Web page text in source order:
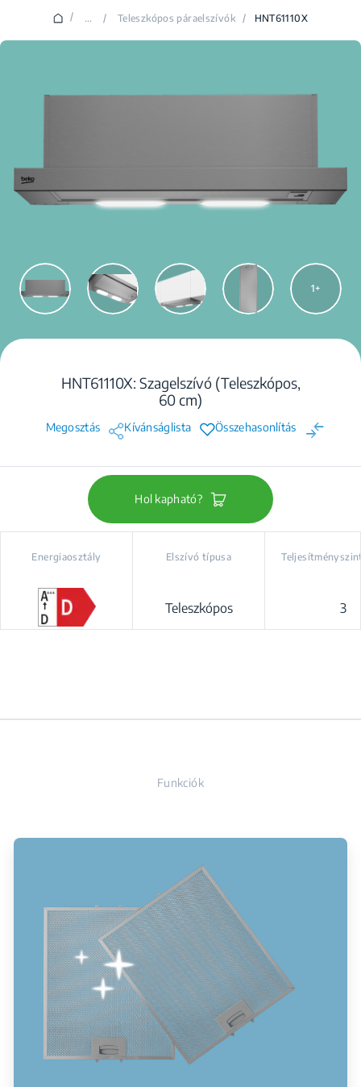
/ ... / Teleszkópos páraelszívók / HNT61110X
1
HNT61110X: Szagelszívó (Teleszkópos,
60 cm)
Megosztás Kívánságlista Összehasonlítás
Hol kapható?
Energiaosztály Elszívó típusa
Teleszkópos 3
Funkciók